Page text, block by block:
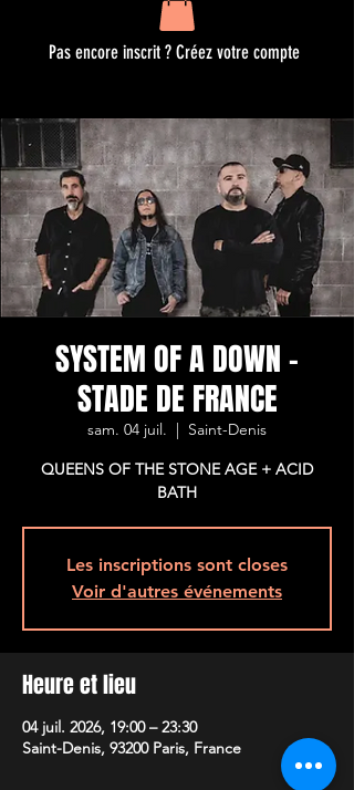
Pas encore inscrit ? Créez votre compte
SYSTEM OF A DOWN -
STADE DE FRANCE
sam. 04 juil.
  |
Saint-Denis
QUEENS OF THE STONE AGE + ACID
Les inscriptions sont closes
Voir d'autres événements
Heure et lieu
04 juil. 2026, 19:00 – 23:30
Saint-Denis, 93200 Paris, France